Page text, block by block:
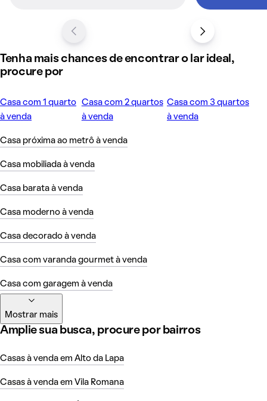
Tenha mais chances de encontrar o lar ideal,
procure por
Casa com 1 quarto
à venda
Casa com 2 quartos
à venda
Casa com 3 quartos
à venda
Casa próxima ao metrô à venda
Casa mobiliada à venda
Casa barata à venda
Casa moderno à venda
Casa decorado à venda
Casa com varanda gourmet à venda
Casa com garagem à venda
Mostrar mais
Amplie sua busca, procure por bairros
Casas à venda em Alto da Lapa
Casas à venda em Vila Romana